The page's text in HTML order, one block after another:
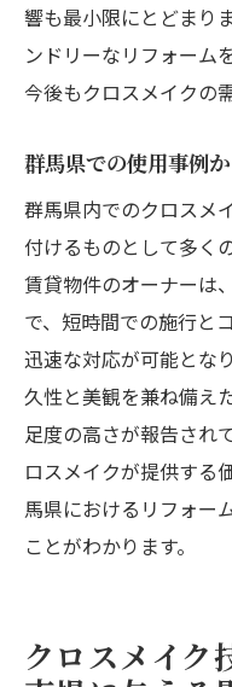
響も最小限にとどまり
ンドリーなリフォーム
今後もクロスメイクの
群馬県での使用事例
群馬県内でのクロスメ
付けるものとして多く
賃貸物件のオーナーは
で、短時間での施行と
迅速な対応が可能とな
久性と美観を兼ね備え
足度の高さが報告され
ロスメイクが提供する
馬県におけるリフォー
ことがわかります。
クロスメイク